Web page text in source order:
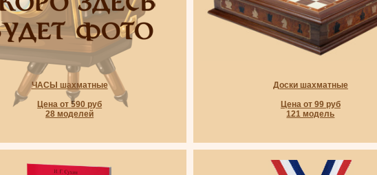
ЧАСЫ шахматные
Цена от 590 руб
28 моделей
Доски шахматные
Цена от 99 руб
121 модель